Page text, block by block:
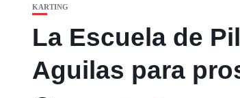
KARTING
La Escuela de
Aguilas para